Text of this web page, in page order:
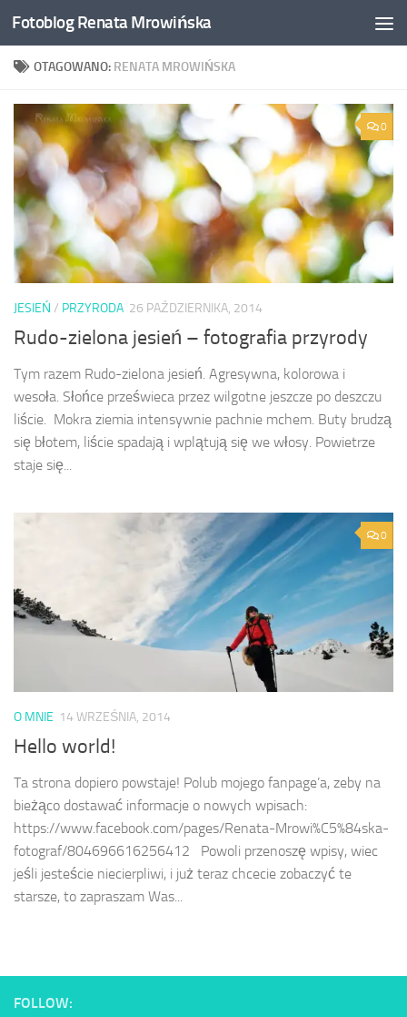
Przeskocz do treści
Fotoblog Renata Mrowińska
OTAGOWANO: RENATA MROWIŃSKA
0
JESIEŃ / PRZYRODA 26 PAŹDZIERNIKA, 2014
Rudo-zielona jesień – fotografia przyrody
Tym razem Rudo-zielona jesień. Agresywna, kolorowa i
wesoła. Słońce prześwieca przez wilgotne jeszcze po deszczu
liście. Mokra ziemia intensywnie pachnie mchem. Buty brudzą
się błotem, liście spadają i wplątują się we włosy. Powietrze
staje się...
0
O MNIE 14 WRZEŚNIA, 2014
Hello world!
Ta strona dopiero powstaje! Polub mojego fanpage’a, zeby na
bieżąco dostawać informacje o nowych wpisach:
https://www.facebook.com/pages/Renata-Mrowi%C5%84ska-
fotograf/804696616256412 Powoli przenoszę wpisy, wiec
jeśli jesteście niecierpliwi, i już teraz chcecie zobaczyć te
starsze, to zapraszam Was...
FOLLOW: